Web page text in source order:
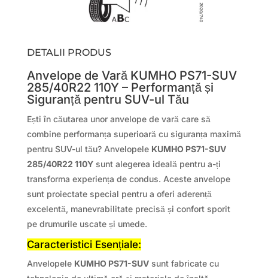
DETALII PRODUS
Anvelope de Vară KUMHO PS71-SUV
285/40R22 110Y – Performanță și
Siguranță pentru SUV-ul Tău
Ești în căutarea unor anvelope de vară care să
combine performanța superioară cu siguranța maximă
pentru SUV-ul tău? Anvelopele KUMHO PS71-SUV
285/40R22 110Ysunt alegerea ideală pentru a-ți
transforma experiența de condus. Aceste anvelope
sunt proiectate special pentru a oferi aderență
excelentă, manevrabilitate precisă și confort sporit
pe drumurile uscate și umede.
Caracteristici Esențiale:
Anvelopele KUMHO PS71-SUVsunt fabricate cu